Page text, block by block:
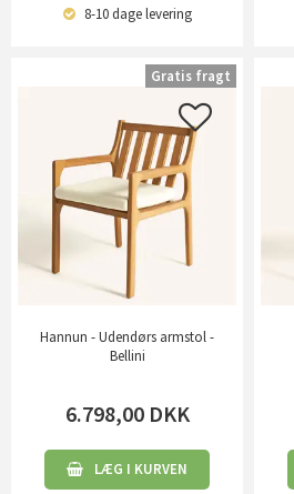
8-10 dagelevering
Hannun - Udendørs armstol -
Bellini
6.798,00 DKK
LÆG I KURVEN
Gratis fragt